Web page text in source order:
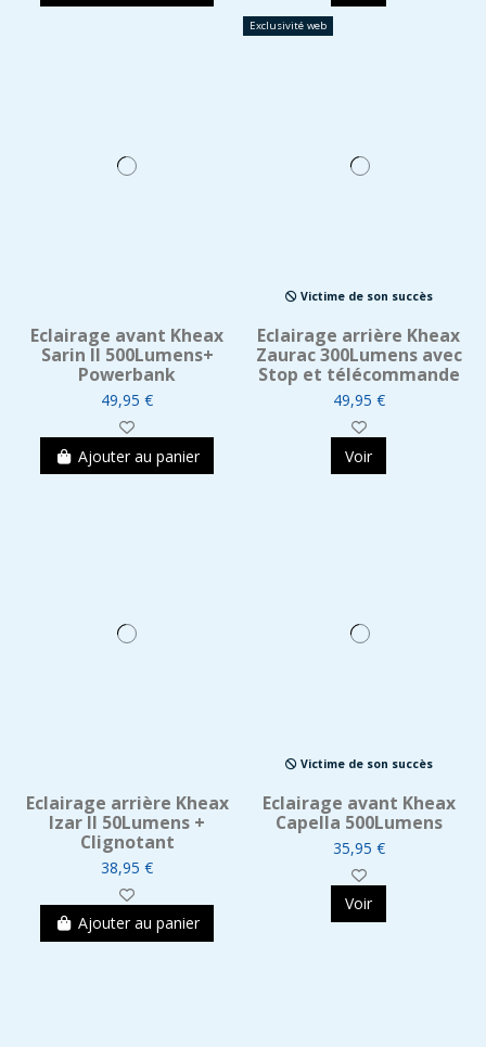
Eclairage avant Kheax
Sarin II 500Lumens+
Powerbank
49,95 €
Ajouter au panier
Exclusivité web
Victime de son succès
Eclairage arrière Kheax
Zaurac 300Lumens avec
Stop et télécommande
49,95 €
Voir
Eclairage arrière Kheax
Izar II 50Lumens +
Clignotant
38,95 €
Ajouter au panier
Victime de son succès
Eclairage avant Kheax
Capella 500Lumens
35,95 €
Voir